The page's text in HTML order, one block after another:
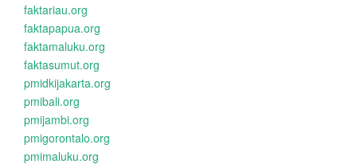
faktariau.org
faktapapua.org
faktamaluku.org
faktasumut.org
pmidkijakarta.org
pmibali.org
pmijambi.org
pmigorontalo.org
pmimaluku.org